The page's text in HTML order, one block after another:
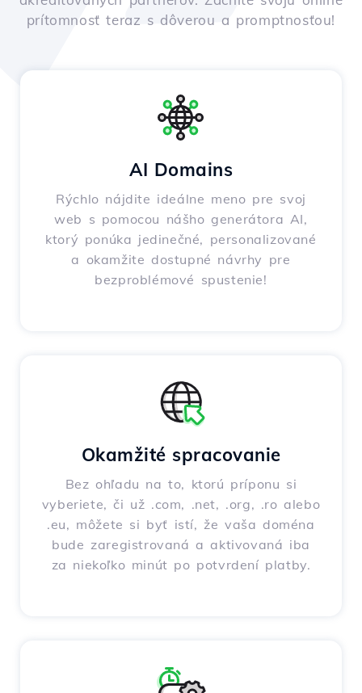
prítomnosť teraz s dôverou a promptnosťou!
AI Domains
Rýchlo nájdite ideálne meno pre svoj
web s pomocou nášho generátora AI,
ktorý ponúka jedinečné, personalizované
a okamžite dostupné návrhy pre
bezproblémové spustenie!
Okamžité spracovanie
Bez ohľadu na to, ktorú príponu si
vyberiete, či už .com, .net, .org, .ro alebo
.eu, môžete si byť istí, že vaša doména
bude zaregistrovaná a aktivovaná iba
za niekoľko minút po potvrdení platby.